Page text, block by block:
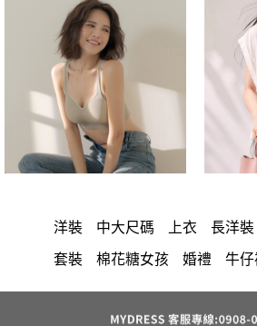
洋裝 中大尺碼 上衣 長洋裝
套裝 棉花糖女孩 婚禮 牛仔
雪紡 v領 裙子 襯衫 褲
正韓 洋裝 假兩件 禮服 氣質